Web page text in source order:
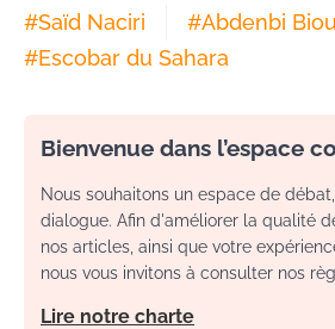
#Saïd Naciri #Abdenbi
#Escobar du Sahara
Bienvenue dans l’espace
Nous souhaitons un espace de
dialogue. Afin d'améliorer la qualité
nos articles, ainsi que votre
nous vous invitons à consulter nos
Lire notre charte